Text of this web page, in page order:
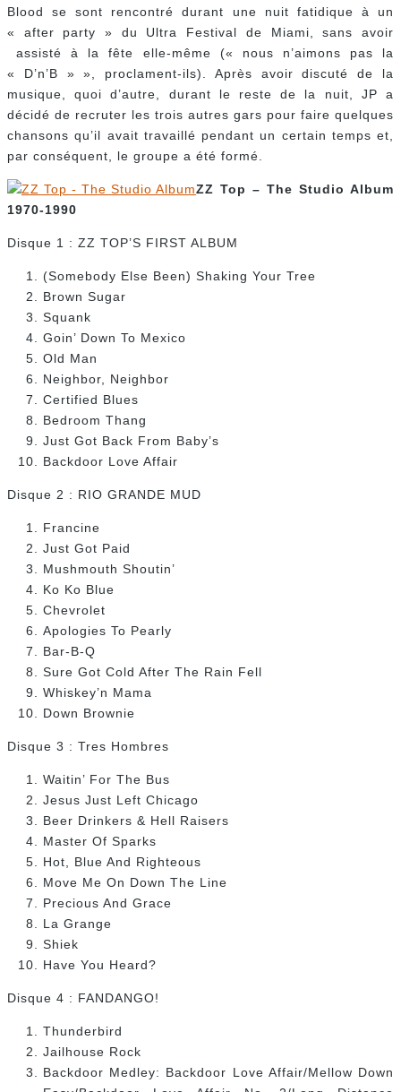
Blood se sont rencontré durant une nuit fatidique à un
« after party » du Ultra Festival de Miami, sans avoir
assisté à la fête elle-même (« nous n’aimons pas la
« D’n’B » », proclament-ils). Après avoir discuté de la
musique, quoi d’autre, durant le reste de la nuit, JP a
décidé de recruter les trois autres gars pour faire quelques
chansons qu’il avait travaillé pendant un certain temps et,
par conséquent, le groupe a été formé.
ZZ Top – The Studio Album
1970-1990
Disque 1 : ZZ TOP’S FIRST ALBUM
(Somebody Else Been) Shaking Your Tree
Brown Sugar
Squank
Goin’ Down To Mexico
Old Man
Neighbor, Neighbor
Certified Blues
Bedroom Thang
Just Got Back From Baby’s
Backdoor Love Affair
Disque 2 : RIO GRANDE MUD
Francine
Just Got Paid
Mushmouth Shoutin’
Ko Ko Blue
Chevrolet
Apologies To Pearly
Bar-B-Q
Sure Got Cold After The Rain Fell
Whiskey’n Mama
Down Brownie
Disque 3 : Tres Hombres
Waitin’ For The Bus
Jesus Just Left Chicago
Beer Drinkers & Hell Raisers
Master Of Sparks
Hot, Blue And Righteous
Move Me On Down The Line
Precious And Grace
La Grange
Shiek
Have You Heard?
Disque 4 : FANDANGO!
Thunderbird
Jailhouse Rock
Backdoor Medley: Backdoor Love Affair/Mellow Down